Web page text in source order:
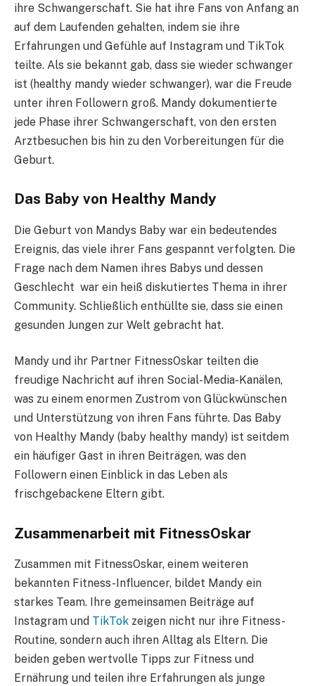
ihre Schwangerschaft. Sie hat ihre Fans von Anfang an
auf dem Laufenden gehalten, indem sie ihre
Erfahrungen und Gefühle auf Instagram und TikTok
teilte. Als sie bekannt gab, dass sie wieder schwanger
ist (healthy mandy wieder schwanger), war die Freude
unter ihren Followern groß. Mandy dokumentierte
jede Phase ihrer Schwangerschaft, von den ersten
Arztbesuchen bis hin zu den Vorbereitungen für die
Geburt.
Das Baby von Healthy Mandy
Die Geburt von Mandys Baby war ein bedeutendes
Ereignis, das viele ihrer Fans gespannt verfolgten. Die
Frage nach dem Namen ihres Babys und dessen
Geschlecht war ein heiß diskutiertes Thema in ihrer
Community. Schließlich enthüllte sie, dass sie einen
gesunden Jungen zur Welt gebracht hat.
Mandy und ihr Partner FitnessOskar teilten die
freudige Nachricht auf ihren Social-Media-Kanälen,
was zu einem enormen Zustrom von Glückwünschen
und Unterstützung von ihren Fans führte. Das Baby
von Healthy Mandy (baby healthy mandy) ist seitdem
ein häufiger Gast in ihren Beiträgen, was den
Followern einen Einblick in das Leben als
frischgebackene Eltern gibt.
Zusammenarbeit mit FitnessOskar
Zusammen mit FitnessOskar, einem weiteren
bekannten Fitness-Influencer, bildet Mandy ein
starkes Team. Ihre gemeinsamen Beiträge auf
Instagram und TikTok zeigen nicht nur ihre Fitness-
Routine, sondern auch ihren Alltag als Eltern. Die
beiden geben wertvolle Tipps zur Fitness und
Ernährung und teilen ihre Erfahrungen als junge